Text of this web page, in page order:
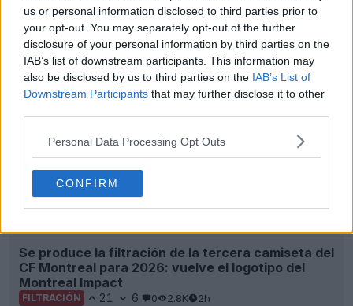
us or personal information disclosed to third parties prior to
your opt-out. You may separately opt-out of the further
disclosure of your personal information by third parties on the
IAB’s list of downstream participants. This information may
also be disclosed by us to third parties on the IAB’s List of
Downstream Participants that may further disclose it to other
Personal Data Processing Opt Outs
CONFIRM
tercera camiseta del Newcastle United para la
temporada 26-27: se lanzará la semana que viene
FILTRACIÓN 42 78.1K
Se produce la filtración de la tercera camiseta del
CF Montreal para 2026: vuelve el logotipo del
Montreal Impact
FILTRACIÓN 21 6 0 2.8K 2h